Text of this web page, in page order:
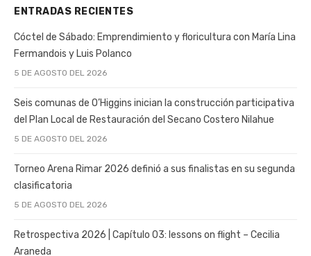
ENTRADAS RECIENTES
Cóctel de Sábado: Emprendimiento y floricultura con María Lina
Fermandois y Luis Polanco
5 DE AGOSTO DEL 2026
Seis comunas de O’Higgins inician la construcción participativa
del Plan Local de Restauración del Secano Costero Nilahue
5 DE AGOSTO DEL 2026
Torneo Arena Rimar 2026 definió a sus finalistas en su segunda
clasificatoria
5 DE AGOSTO DEL 2026
Retrospectiva 2026 | Capítulo 03: lessons on flight – Cecilia
Araneda